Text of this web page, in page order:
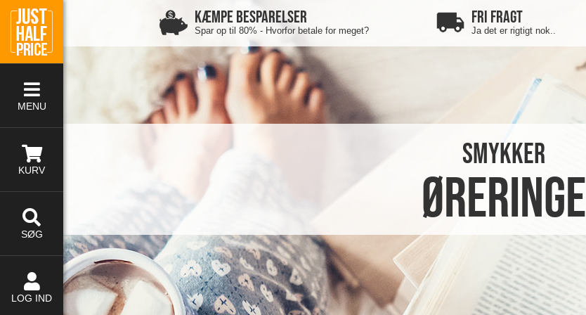
MENU
KURV
SØG
LOG IND
KÆMPE BESPARELSER
Spar op til 80% - Hvorfor betale for meget?
FRI FRAGT
Ja det er rigtigt nok..
smykker
Øreringe